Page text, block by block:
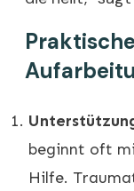
beginnt oft
Hilfe.